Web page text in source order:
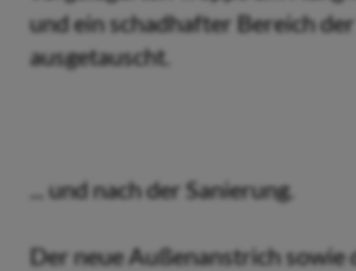
und ein schadhafter Bereich
ausgetauscht.
... und nach der Sanierung.
Der neue Außenanstrich sowie